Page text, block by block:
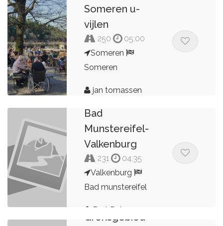
Someren u-
vijlen
250
05:00
Someren
Someren
jan tomassen
Valkenburg-
Bad
Munstereifel-
Valkenburg
231
04:35
Valkenburg
Bad munstereifel
Bert Peters
Grensgebied